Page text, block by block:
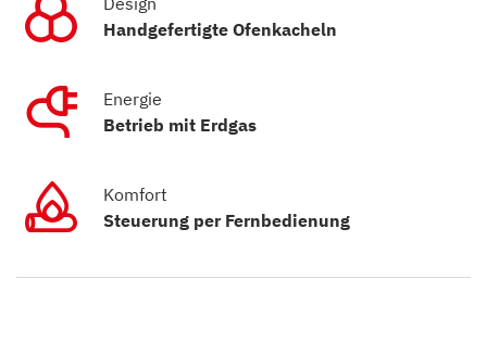
Handgefertigte Ofenkacheln
Energie
Betrieb mit Erdgas
Komfort
Steuerung per Fernbedienung